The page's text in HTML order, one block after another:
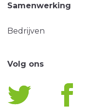
Samenwerking
Bedrijven
Volg ons